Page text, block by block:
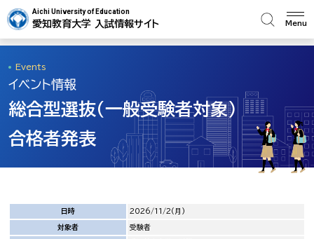
Aichi University of Education
愛知教育大学 入試情報サイト Menu
Events
イベント情報
総合型選抜（一般受験者対象）
合格者発表
日時 2026/11/2(月)
対象者 受験者